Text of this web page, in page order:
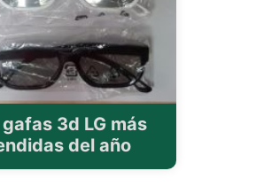
gafas 3d LG más
del año